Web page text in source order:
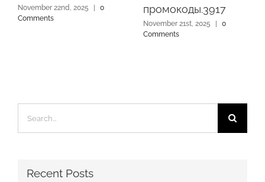
November 22nd, 2025
0
Comments
промокоды.3917
November 21st, 2025
0
Comments
for:
Recent Posts